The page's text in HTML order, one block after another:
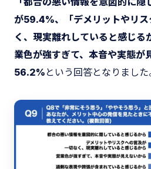
が59.4%、「デメリットやリス
く、現実離れしていると感じ
業色が強すぎて、本音や実態が
56.2% という回答となりました